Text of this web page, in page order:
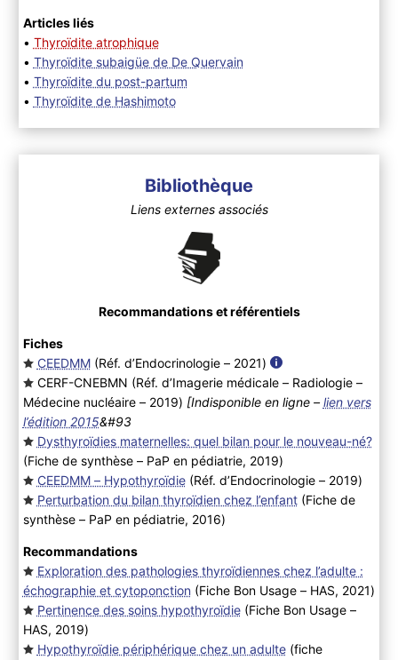
Articles liés
• Thyroïdite atrophique
• Thyroïdite subaigüe de De Quervain
• Thyroïdite du post-partum
• Thyroïdite de Hashimoto
Bibliothèque
Liens externes associés
Recommandations et référentiels
Fiches
CEEDMM(Réf. d’Endocrinologie – 2021)
CERF-CNEBMN (Réf. d’Imagerie médicale – Radiologie –
Médecine nucléaire – 2019) [Indisponible en ligne – lien vers
l’édition 2015&#93
Dysthyroïdies maternelles: quel bilan pour le nouveau-né?
(Fiche de synthèse – PaP en pédiatrie, 2019)
CEEDMM – Hypothyroïdie(Réf. d’Endocrinologie – 2019)
Perturbation du bilan thyroïdien chez l’enfant(Fiche de
synthèse – PaP en pédiatrie, 2016)
Recommandations
Exploration des pathologies thyroïdiennes chez l’adulte :
échographie et cytoponction (Fiche Bon Usage – HAS, 2021)
Pertinence des soins hypothyroïdie(Fiche Bon Usage –
HAS, 2019)
Hypothyroïdie périphérique chez un adulte(fiche